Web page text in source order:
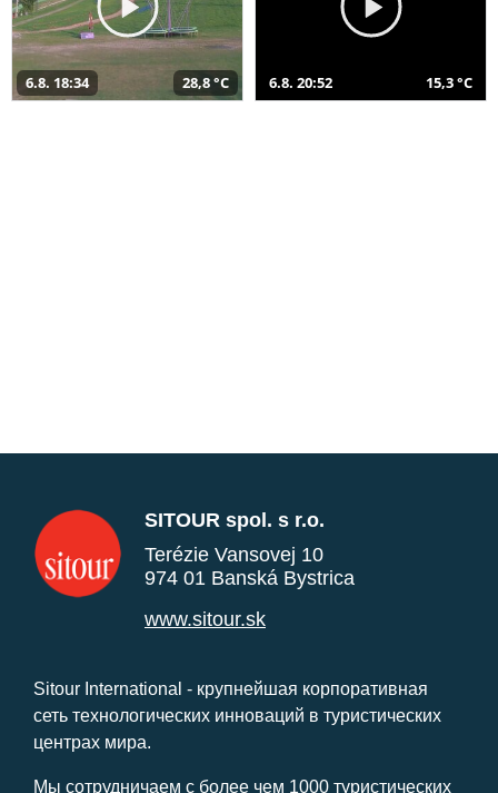
6.8. 18:34 28,8 °C 6.8. 20:52 15,3 °C
SITOUR spol. s r.o.
Terézie Vansovej 10
974 01 Banská Bystrica
www.sitour.sk
Sitour International - крупнейшая корпоративная
сеть технологических инноваций в туристических
центрах мира.
Мы сотрудничаем с более чем 1000 туристических